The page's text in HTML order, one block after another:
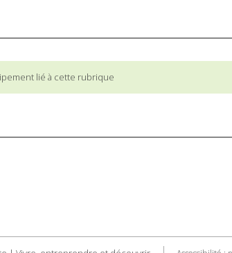
lié à cette rubrique